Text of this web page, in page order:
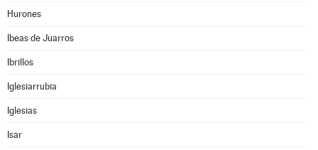
Hurones
Ibeas de Juarros
Ibrillos
Iglesiarrubia
Iglesias
Isar